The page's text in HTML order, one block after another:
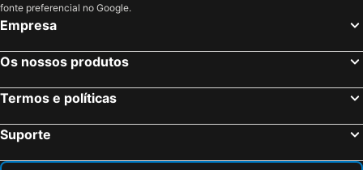
fonte preferencial no Google.
Empresa
Os nossos produtos
Termos e políticas
Suporte